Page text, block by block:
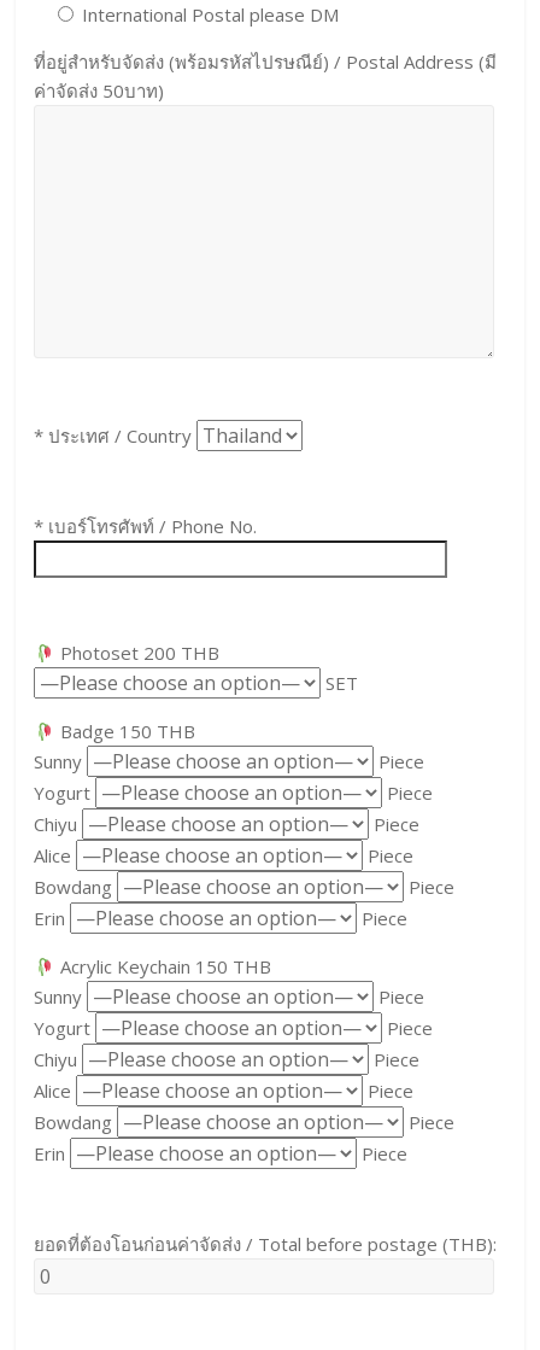
International Postal please DM
ที่อยู่สำหรับจัดส่ง (พร้อมรหัสไปรษณีย์) / Postal Address (มี
ค่าจัดส่ง 50บาท)
* ประเทศ / Country
* เบอร์โทรศัพท์ / Phone No.
Photoset 200 THB
SET
Badge 150 THB
Sunny
Piece
Yogurt
Piece
Chiyu
Piece
Alice
Piece
Bowdang
Piece
Erin
Piece
Acrylic Keychain 150 THB
Sunny
Piece
Yogurt
Piece
Chiyu
Piece
Alice
Piece
Bowdang
Piece
Erin
Piece
ยอดที่ต้องโอนก่อนค่าจัดส่ง / Total before postage (THB):